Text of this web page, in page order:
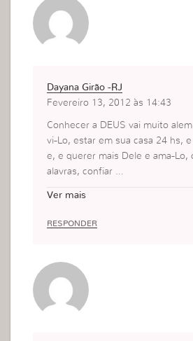
Dayana Girão -RJ
Fevereiro 13, 2012 às 14:43
Conhecer a DEUS vai muito
vi-Lo, estar em sua casa 24 hs,
e, e querer mais Dele e ama-Lo,
alavras, confiar …
Ver mais
RESPONDER